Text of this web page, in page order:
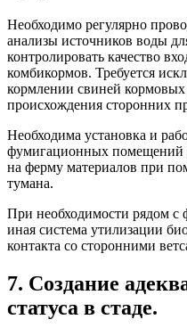
Необходимо регулярно
анализы источников воды
контролировать качество
комбикормов. Требуется
кормлении свиней
происхождения сторонних
Необходима установка и
фумигационных помещений
на ферму материалов при
тумана.
При необходимости рядом с
иная система утилизации
контакта со сторонними
7. Создание
статуса в стаде.